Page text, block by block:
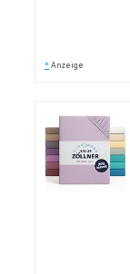
* Anzeige